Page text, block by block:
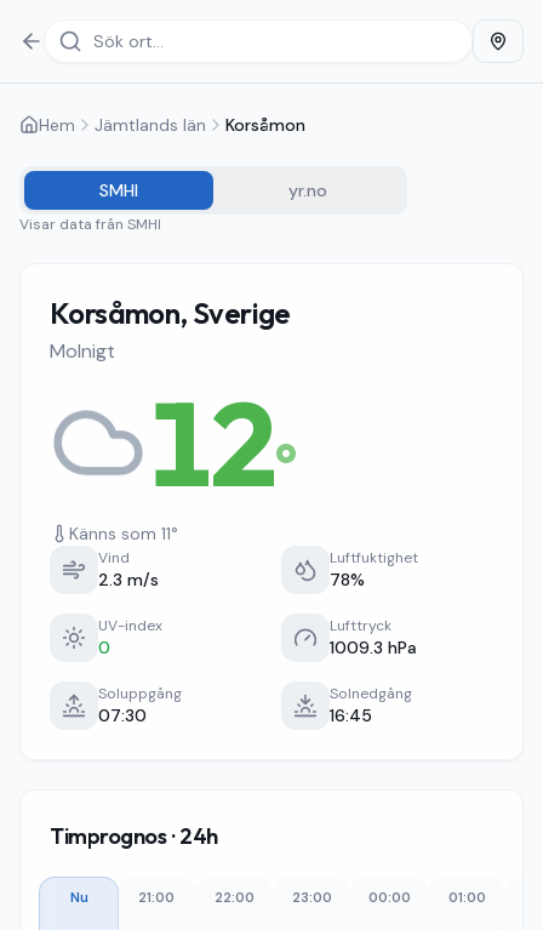
Hem Jämtlands län Korsåmon
SMHI yr.no
Visar data från SMHI
Korsåmon, Sverige
Molnigt
12°
Känns som 11°
Vind
2.3 m/s
Luftfuktighet
78%
UV-index
0
Lufttryck
1009.3 hPa
Soluppgång
07:30
Solnedgång
16:45
Timprognos · 24h
Nu 21:00 22:00 23:00 00:00 01:00